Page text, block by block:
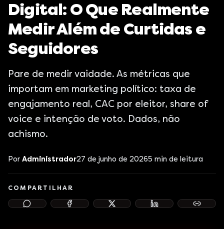
Digital: O Que Realmente
Medir Além de Curtidas e
Seguidores
Pare de medir vaidade. As métricas que
importam em marketing político: taxa de
engajamento real, CAC por eleitor, share of
voice e intenção de voto. Dados, não
achismo.
Por Administrador27 de junho de 20265 min de leitura
COMPARTILHAR